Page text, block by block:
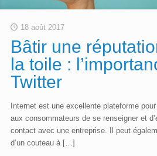
18 août 2017
Bâtir une
la toile :
Twitter
Internet est une excellente plateforme
aux consommateurs de se renseigner et
contact avec une entreprise. Il peut
d’un couteau à[…]